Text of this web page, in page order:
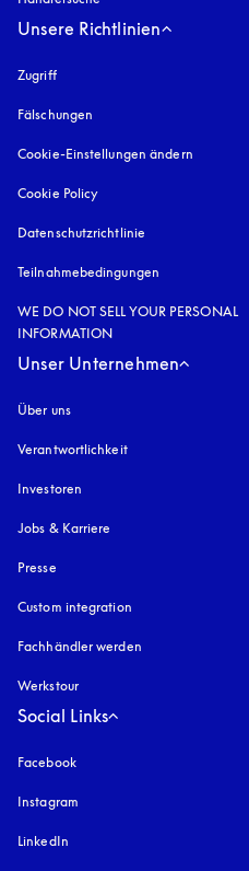
Unsere Richtlinien
Zugrifföffnet sich in einem neuen Tab
Fälschungen
Cookie-Einstellungen ändern
Cookie Policy
Datenschutzrichtlinie
Teilnahmebedingungen
WE DO NOT SELL YOUR PERSONAL
INFORMATION
Unser Unternehmen
Über uns
Verantwortlichkeit
Investoren
Jobs & Karriere
Presse
Custom integration
Fachhändler werden
Werkstour
Social Links
Facebook
Instagram
LinkedIn